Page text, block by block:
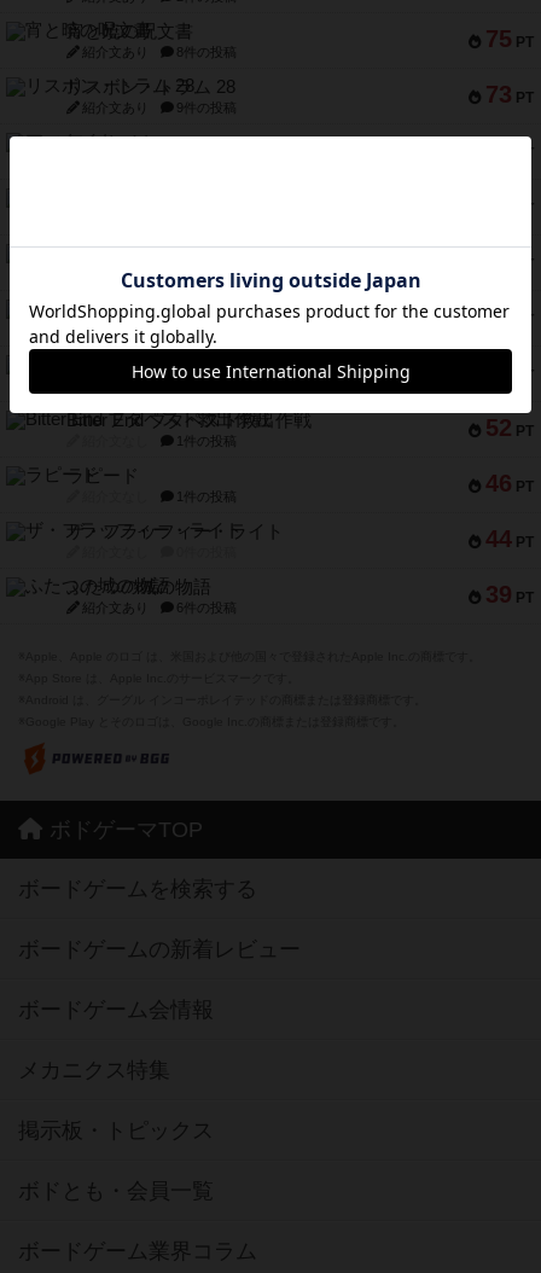
75 PT
宵と暁の呪文書
紹介文あり 8件の投稿
73 PT
リスボン・トラム 28
紹介文あり 9件の投稿
PT
アマナイト
PT
PT
スペクタキュラー
紹介文なし 1件の投稿
59 PT
スモールワールド
紹介文あり 13件の投稿
PT
ギャンブラー
52 PT
Bitter End ブタペスト救出作戦
1件の投稿
46 PT
ラピード
1件の投稿
44 PT
ザ・フラッフィー・ライト
39 PT
ふたつの城の物語
紹介文あり 6件の投稿
ボドゲーマTOP
ボードゲームを検索する
ボードゲームの新着レビュー
ボードゲーム会情報
メカニクス特集
掲示板・トピックス
ボドとも・会員一覧
ボードゲーム業界コラム